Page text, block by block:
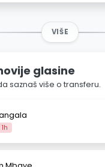
VIŠE
glasine
saznaš više o transferu.